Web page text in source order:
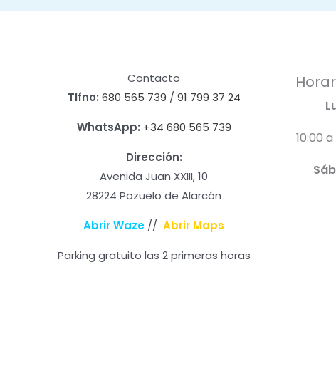
Contacto
Tlfno: 680 565 739 / 91 799 37 24
WhatsApp: +34 680 565 739
Dirección:
Avenida Juan XXIII, 10
28224 Pozuelo de Alarcón
Abrir Waze //Abrir Maps
Parking gratuito las 2 primeras horas
10:00